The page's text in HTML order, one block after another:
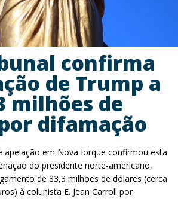
confirma
de Trump a
milhões de
difamação
apelação em Nova Iorque confirmou esta
do presidente norte-americano,
de 83,3 milhões de dólares (cerca
à colunista E. Jean Carroll por